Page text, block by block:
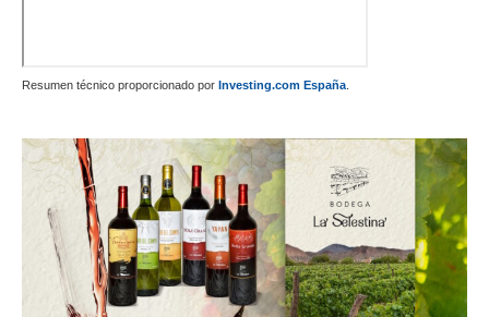
Resumen técnico proporcionado por Investing.com España.